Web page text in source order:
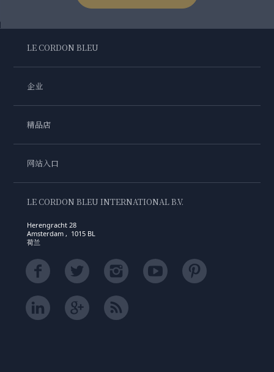
LE CORDON BLEU
企业
精品店
网站入口
LE CORDON BLEU INTERNATIONAL B.V.
Herengracht 28
Amsterdam , 1015 BL
荷兰